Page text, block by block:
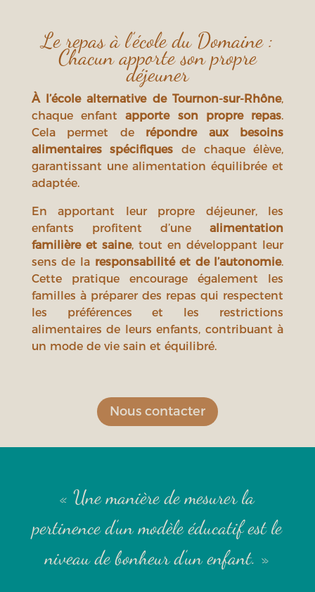
Le repas à l’école du Domaine :
Chacun apporte son propre
déjeuner
À l’école alternative de Tournon-sur-Rhône,
chaque enfantapporte son propre repas.
Cela permet de répondre aux besoins
alimentaires spécifiques de chaque élève,
garantissant une alimentation équilibrée et
adaptée.
En apportant leur propre déjeuner, les
enfants profitent d’unealimentation
familière et saine, tout en développant leur
sens de la responsabilité et de l’autonomie.
Cette pratique encourage également les
familles à préparer des repas qui respectent
les préférences et les restrictions
alimentaires de leurs enfants, contribuant à
un mode de vie sain et équilibré.
Nous contacter
« Une manière de mesurer la
pertinence d’un modèle éducatif est le
niveau de bonheur d’un enfant. »